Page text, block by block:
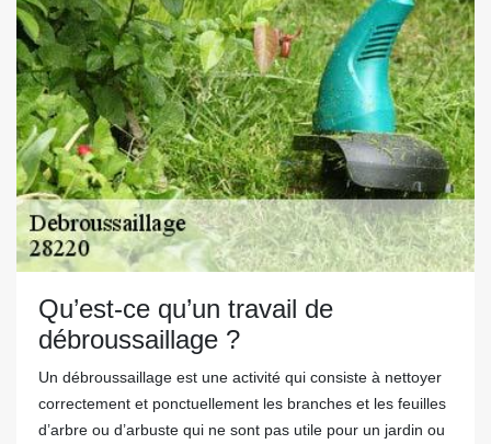
Qu’est-ce qu’un travail de
débroussaillage ?
Un débroussaillage est une activité qui consiste à nettoyer
correctement et ponctuellement les branches et les feuilles
d’arbre ou d’arbuste qui ne sont pas utile pour un jardin ou